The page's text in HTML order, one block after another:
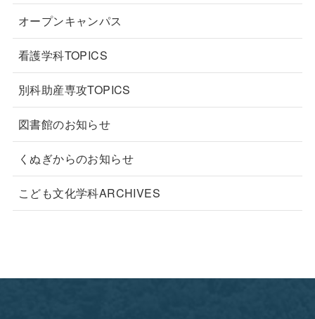
オープンキャンパス
看護学科TOPICS
別科助産専攻TOPICS
図書館のお知らせ
くぬぎからのお知らせ
こども文化学科ARCHIVES